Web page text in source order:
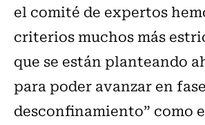
el comité de expertos
criterios muchos más
que se están planteando
para poder avanzar en
desconfinamiento” como